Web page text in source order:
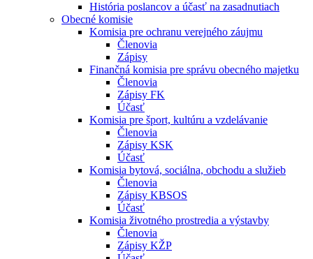
História poslancov a účasť na zasadnutiach
Obecné komisie
Komisia pre ochranu verejného záujmu
Členovia
Zápisy
Finančná komisia pre správu obecného majetku
Členovia
Zápisy FK
Účasť
Komisia pre šport, kultúru a vzdelávanie
Členovia
Zápisy KSK
Účasť
Komisia bytová, sociálna, obchodu a služieb
Členovia
Zápisy KBSOS
Účasť
Komisia životného prostredia a výstavby
Členovia
Zápisy KŽP